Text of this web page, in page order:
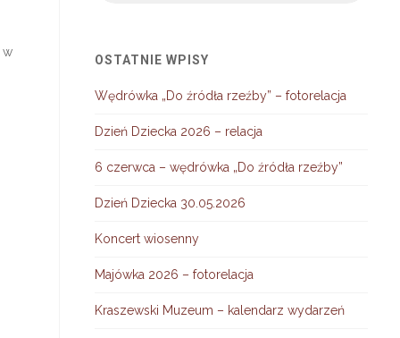
w
OSTATNIE WPISY
Wędrówka „Do źródła rzeźby” – fotorelacja
Dzień Dziecka 2026 – relacja
6 czerwca – wędrówka „Do źródła rzeźby”
Dzień Dziecka 30.05.2026
Koncert wiosenny
Majówka 2026 – fotorelacja
Kraszewski Muzeum – kalendarz wydarzeń